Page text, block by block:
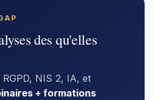
des qu'elles
NIS 2, IA, et
+ formations